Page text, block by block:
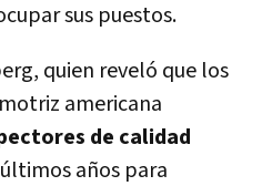
sus puestos.
quien reveló que los
americana
de calidad
años para